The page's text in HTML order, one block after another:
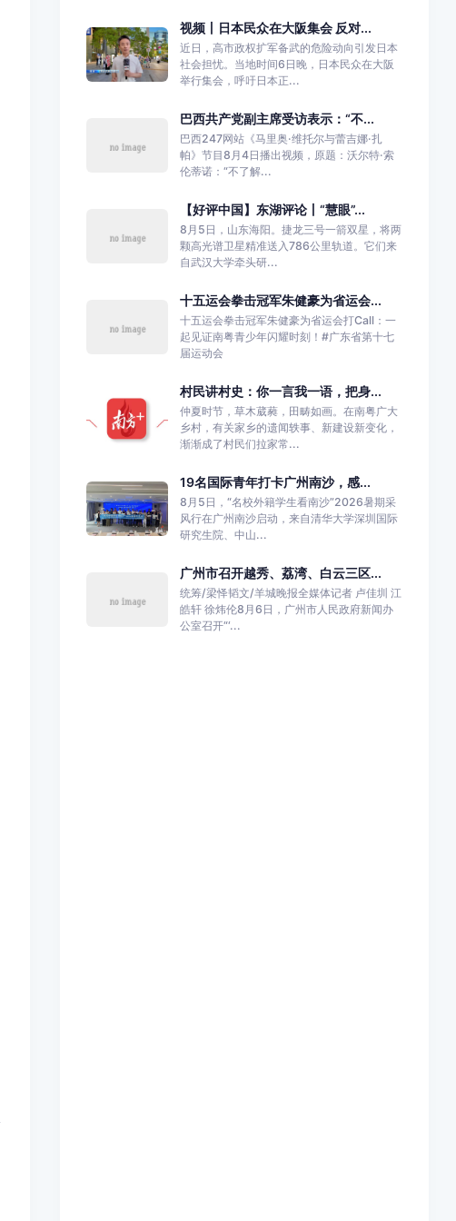
视频丨日本民众在大阪集会 反对...
近日，高市政权扩军备武的危险动向引发日本
社会担忧。当地时间6日晚，日本民众在大阪
举行集会，呼吁日本正...
巴西共产党副主席受访表示：“不...
巴西247网站《马里奥·维托尔与蕾吉娜·扎
帕》节目8月4日播出视频，原题：沃尔特·索
伦蒂诺：“不了解...
【好评中国】东湖评论丨“慧眼”...
8月5日，山东海阳。捷龙三号一箭双星，将两
颗高光谱卫星精准送入786公里轨道。它们来
自武汉大学牵头研...
十五运会拳击冠军朱健豪为省运会...
十五运会拳击冠军朱健豪为省运会打Call：一
起见证南粤青少年闪耀时刻！#广东省第十七
届运动会
村民讲村史：你一言我一语，把身...
仲夏时节，草木葳蕤，田畴如画。在南粤广大
乡村，有关家乡的遗闻轶事、新建设新变化，
渐渐成了村民们拉家常...
19名国际青年打卡广州南沙，感...
8月5日，“名校外籍学生看南沙”2026暑期采
风行在广州南沙启动，来自清华大学深圳国际
研究生院、中山...
广州市召开越秀、荔湾、白云三区...
统筹/梁怿韬文/羊城晚报全媒体记者 卢佳圳 江
皓轩 徐炜伦8月6日，广州市人民政府新闻办
公室召开“‘...